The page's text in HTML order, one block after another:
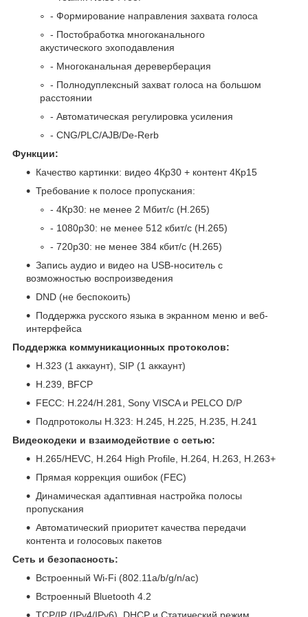
- Формирование направления захвата голоса
- Постобработка многоканального
акустического эхоподавления
- Многоканальная дереверберация
- Полнодуплексный захват голоса на большом
расстоянии
- Автоматическая регулировка усиления
- CNG/PLC/AJB/De-Rerb
Функции:
Качество картинки: видео 4Кр30 + контент 4Кp15
Требование к полосе пропускания:
- 4Кp30: не менее 2 Мбит/с (H.265)
- 1080p30: не менее 512 кбит/с (H.265)
- 720p30: не менее 384 кбит/с (H.265)
Запись аудио и видео на USB-носитель с
возможностью воспроизведения
DND (не беспокоить)
Поддержка русского языка в экранном меню и веб-
интерфейса
Поддержка коммуникационных протоколов:
H.323 (1 аккаунт), SIP (1 аккаунт)
H.239, BFCP
FECC: H.224/H.281, Sony VISCA и PELCO D/P
Подпротоколы H.323: H.245, H.225, H.235, H.241
Видеокодеки и взаимодействие с сетью:
H.265/HEVC, H.264 High Profile, H.264, H.263, H.263+
Прямая коррекция ошибок (FEC)
Динамическая адаптивная настройка полосы
пропускания
Автоматический приоритет качества передачи
контента и голосовых пакетов
Сеть и безопасность:
Встроенный Wi-Fi (802.11a/b/g/n/ac)
Встроенный Bluetooth 4.2
TCP/IP (IPv4/IPv6), DHCP и Статический режим